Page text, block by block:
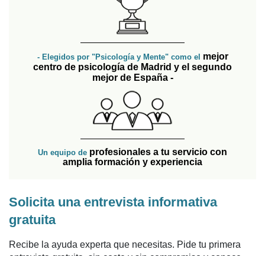
- Elegidos por "Psicología y Mente" como el mejor
centro de psicología de Madrid y el segundo
mejor de España -
Un equipo de profesionales a tu servicio con
amplia formación y experiencia
Solicita una entrevista informativa
gratuita
Recibe la ayuda experta que necesitas. Pide tu primera